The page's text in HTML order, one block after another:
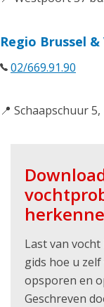
Regio Brussel
02/669.91.90
📍 Schaapschuur
Last van
gids hoe u
opsporen en
Geschreven